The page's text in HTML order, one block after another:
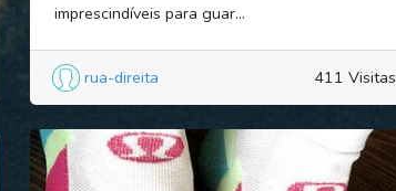
imprescindíveis para guar...
rua-direita 411 Visitas